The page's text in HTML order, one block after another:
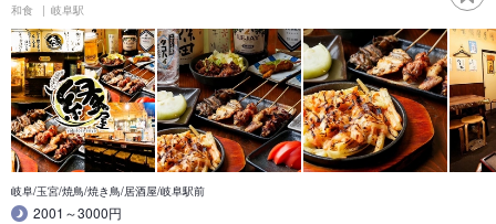
和食 岐阜駅
岐阜/玉宮/焼鳥/焼き鳥/居酒屋/岐阜駅前
2001～3000円